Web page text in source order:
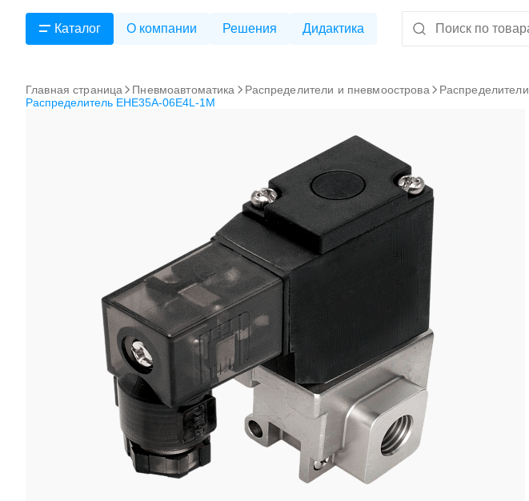
Каталог О компании Решения Дидактика
Главная страница Пневмоавтоматика Распределители и пневмоострова
Распределитель EHE35A-06E4L-1M